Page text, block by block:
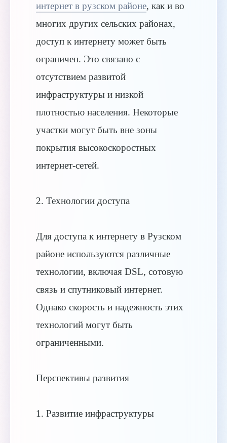
интернет в рузском районе, как и во
многих других сельских районах,
доступ к интернету может быть
ограничен. Это связано с
отсутствием развитой
инфраструктуры и низкой
плотностью населения. Некоторые
участки могут быть вне зоны
покрытия высокоскоростных
интернет-сетей.
2. Технологии доступа
Для доступа к интернету в Рузском
районе используются различные
технологии, включая DSL, сотовую
связь и спутниковый интернет.
Однако скорость и надежность этих
технологий могут быть
ограниченными.
Перспективы развития
1. Развитие инфраструктуры